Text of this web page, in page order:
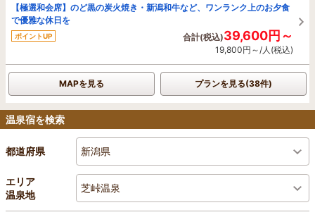
【極選和会席】のど黒の炭火焼き・新潟和牛など、ワンランク上のお夕食
で優雅な休日を
ポイントUP 合計(税込)39,600円～
19,800円～/人(税込)
MAPを見る プランを見る(38件)
温泉宿を検索
都道府県 新潟県
エリア
温泉地
芝峠温泉